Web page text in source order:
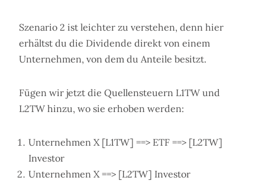
Szenario 2 ist leichter zu verstehen, denn hier
erhältst du die Dividende direkt von einem
Unternehmen, von dem du Anteile besitzt.
Fügen wir jetzt die Quellensteuern L1TW und
L2TW hinzu, wo sie erhoben werden:
Unternehmen X [L1TW] ==> ETF ==> [L2TW]
Investor
Unternehmen X ==> [L2TW] Investor